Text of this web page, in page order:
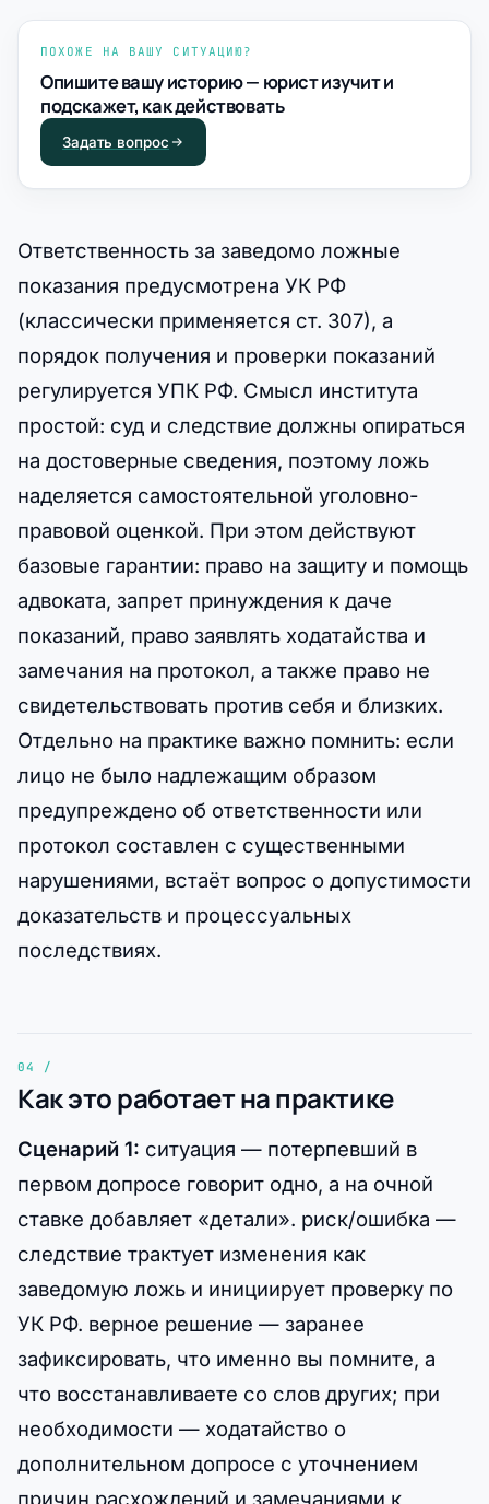
ПОХОЖЕ НА ВАШУ СИТУАЦИЮ?
Опишите вашу историю — юрист изучит и
подскажет, как действовать
Задать вопрос
Ответственность за заведомо ложные
показания предусмотрена УК РФ
(классически применяется ст. 307), а
порядок получения и проверки показаний
регулируется УПК РФ. Смысл института
простой: суд и следствие должны опираться
на достоверные сведения, поэтому ложь
наделяется самостоятельной уголовно-
правовой оценкой. При этом действуют
базовые гарантии: право на защиту и помощь
адвоката, запрет принуждения к даче
показаний, право заявлять ходатайства и
замечания на протокол, а также право не
свидетельствовать против себя и близких.
Отдельно на практике важно помнить: если
лицо не было надлежащим образом
предупреждено об ответственности или
протокол составлен с существенными
нарушениями, встаёт вопрос о допустимости
доказательств и процессуальных
последствиях.
Как это работает на практике
Сценарий 1: ситуация — потерпевший в
первом допросе говорит одно, а на очной
ставке добавляет «детали». риск/ошибка —
следствие трактует изменения как
заведомую ложь и инициирует проверку по
УК РФ. верное решение — заранее
зафиксировать, что именно вы помните, а
что восстанавливаете со слов других; при
необходимости — ходатайство о
дополнительном допросе с уточнением
причин расхождений и замечаниями к